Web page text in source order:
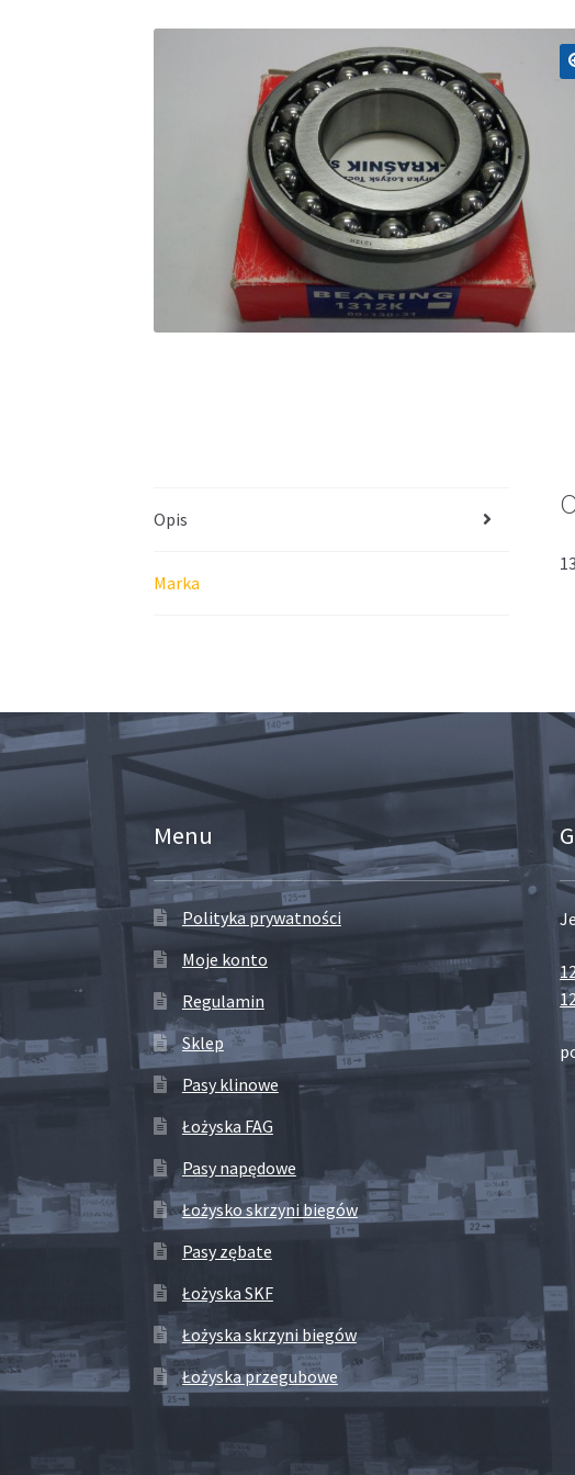
Opis
Marka
Menu
Polityka prywatności
Moje konto
Regulamin
Sklep
Pasy klinowe
Łożyska FAG
Pasy napędowe
Łożysko skrzyni biegów
Pasy zębate
Łożyska SKF
Łożyska skrzyni biegów
Łożyska przegubowe